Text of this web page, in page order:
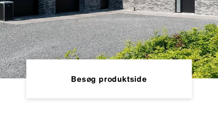
Besøg produktside